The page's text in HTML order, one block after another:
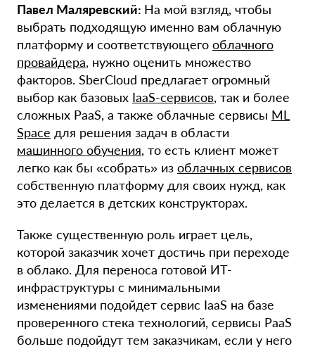
Павел Маляревский: На мой взгляд, чтобы
выбрать подходящую именно вам облачную
платформу и соответствующего облачного
провайдера, нужно оценить множество
факторов. SberCloud предлагает огромный
выбор как базовых IaaS-сервисов, так и более
сложных PaaS, а также облачные сервисы ML
Space для решения задач в области
машинного обучения, то есть клиент может
легко как бы «собрать» из облачных сервисов
собственную платформу для своих нужд, как
это делается в детских конструкторах.
Также существенную роль играет цель,
которой заказчик хочет достичь при переходе
в облако. Для переноса готовой ИТ-
инфраструктуры с минимальными
изменениями подойдет сервис IaaS на базе
проверенного стека технологий, сервисы PaaS
больше подойдут тем заказчикам, если у него